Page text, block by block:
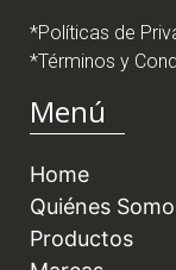
*Políticas de
*Términos y
Menú
Home
Quiénes
Productos
Marcas